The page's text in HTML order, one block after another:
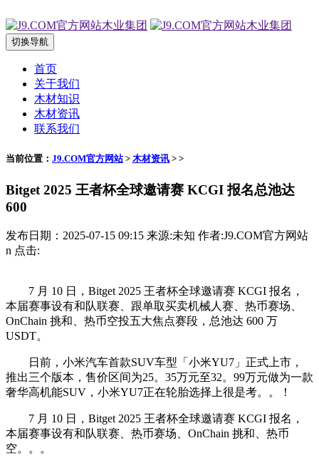
切换导航
首页
关于我们
木材知识
木材资讯
联系我们
当前位置： J9.COM官方网站> 木材资讯 > >
Bitget 2025 王者杯全球邀请赛 KCGI 报名总池达
600
发布日期：2025-07-15 09:15 来源:未知 作者:J9.COM官方网站
n 点击:
7 月 10 日，Bitget 2025 王者杯全球邀请赛 KCGI 报名，
本届赛事设有和队联赛、跟单取买卖机械人赛、热币赛场、
OnChain 挑和、热币空投五大焦点赛段，总池达 600 万
USDT。
日前，小米汽车首款SUV车型「小米YU7」正式上市，
推出三个版本，售价区间为25。35万元至32。99万元做为一款
奢华高机能SUV，小米YU7正在轮胎选择上很是考。。！
7 月 10 日，Bitget 2025 王者杯全球邀请赛 KCGI 报名，
本届赛事设有和队联赛、热币赛场、OnChain 挑和、热币
空。。。